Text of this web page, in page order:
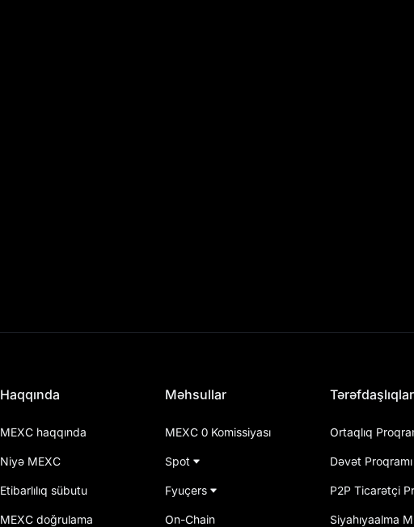
Haqqında
MEXC haqqında
Niyə MEXC
Etibarlılıq sübutu
MEXC doğrulama
Məhsullar
MEXC 0 Komissiyası
Spot
Fyuçers
On-Chain
Tərəfdaşlıqlar
Ortaqlıq
Dəvət Proqramı
P2P Ticarətçi
Siyahıyaalma